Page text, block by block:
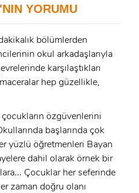
YAP
Şifremi Unuttum ?
OL
YORUMU
bölümlerden
okul arkadaşlarıyla
karşılaştıkları
hep güzellikle,
özgüvenlerini
başlarında çok
yüzlü öğretmenleri Bayan
dahil olarak örnek bir
Çocuklar her seferinde
zaman doğru olanı